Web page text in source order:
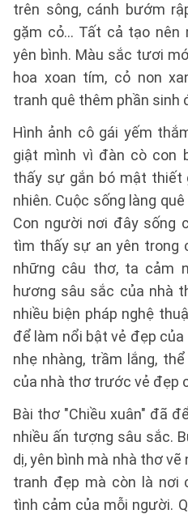
trên sông, cánh bướm
gặm cỏ... Tất cả tạo
yên bình. Màu sắc tươi
hoa xoan tím, cỏ non
tranh quê thêm phần sinh
Hình ảnh cô gái yếm
giật mình vì đàn cò con
thấy sự gắn bó mật thiết
nhiên. Cuộc sống làng
Con người nơi đây sống
tìm thấy sự an yên trong
những câu thơ, ta cảm
hương sâu sắc của nhà
nhiều biện pháp nghệ
để làm nổi bật vẻ đẹp
nhẹ nhàng, trầm lắng,
của nhà thơ trước vẻ đẹp
Bài thơ "Chiều xuân" đã
nhiều ấn tượng sâu sắc.
dị, yên bình mà nhà thơ
tranh đẹp mà còn là nơi
tình cảm của mỗi người.